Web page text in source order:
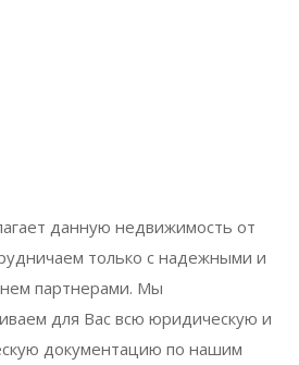
данную недвижимость от
только с надежными и
партнерами. Мы
для Вас всю юридическую и
документацию по нашим